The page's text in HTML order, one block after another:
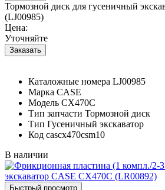
Тормозной диск для гусеничный
(LJ00985)
Цена:
Уточняйте
Каталожные номера LJ00985
Марка CASE
Модель CX470C
Тип запчасти Тормозной диск
Тип Гусеничный экскаватор
Код cascx470csm10
В наличии